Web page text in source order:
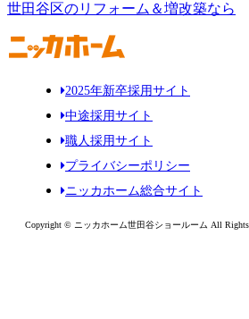
世田谷区のリフォーム＆増改築なら
2025年新卒採用サイト
中途採用サイト
職人採用サイト
プライバシーポリシー
ニッカホーム総合サイト
Copyright © ニッカホーム世田谷ショールーム All Rights